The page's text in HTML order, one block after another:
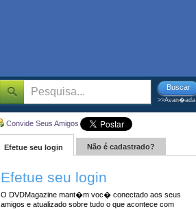
Buscar
>>Avan�ada
Convide Seus Amigos
Efetue seu login Não é cadastrado?
Efetue seu login
O DVDMagazine mant�m voc� conectado aos seus
amigos e atualizado sobre tudo o que acontece com